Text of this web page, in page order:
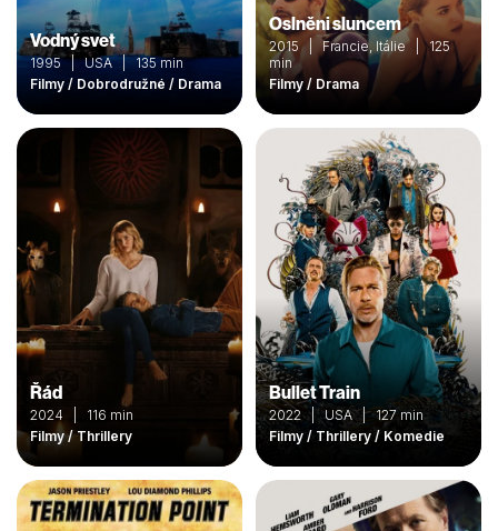
Vodný svet
1995 | USA | 135 min
Filmy / Dobrodružné / Drama
Oslněni sluncem
2015 | Francie, Itálie | 125
min
Filmy / Drama
Řád
2024 | 116 min
Filmy / Thrillery
Bullet Train
2022 | USA | 127 min
Filmy / Thrillery / Komedie